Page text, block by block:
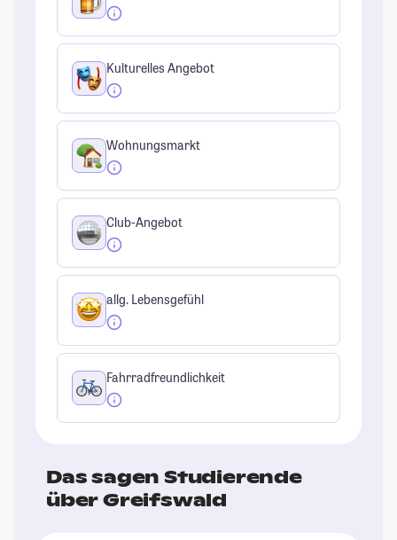
Kulturelles Angebot
Wohnungsmarkt
Club-Angebot
allg. Lebensgefühl
Fahrradfreundlichkeit
Das sagen Studierende
über Greifswald